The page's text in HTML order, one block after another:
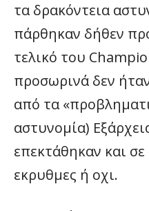
τα δρακόντεια
πάρθηκαν δήθεν
τελικό του
προσωρινά δεν
από τα
αστυνομία)
επεκτάθηκαν και σε
εκρυθμες ή οχι.